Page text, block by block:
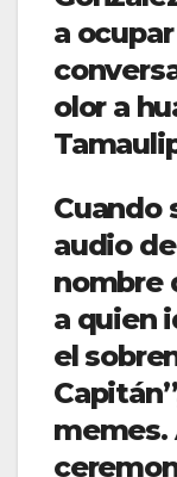
a
olor a
Cuando
audio
nombre
a quien
el
memes.